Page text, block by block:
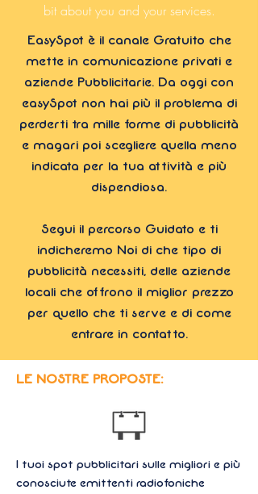
bit about you and your services.
EasySpot è il canale Gratuito che
mette in comunicazione privati e
aziende Pubblicitarie. Da oggi con
easySpot non hai più il problema di
perderti tra mille forme di pubblicità
e magari poi scegliere quella meno
indicata per la tua attività e più
dispendiosa.
Segui il percorso Guidato e ti
indicheremo Noi di che tipo di
pubblicità necessiti, delle aziende
locali che offrono il miglior prezzo
per quello che ti serve e di come
entrare in contatto.
LE NOSTRE PROPOSTE:
I tuoi spot pubblicitari sulle migliori e più
conosciute emittenti radiofoniche